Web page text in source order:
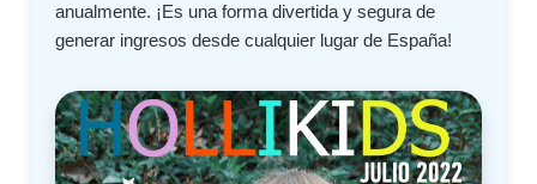
anualmente. ¡Es una forma divertida y segura de
generar ingresos desde cualquier lugar de España!